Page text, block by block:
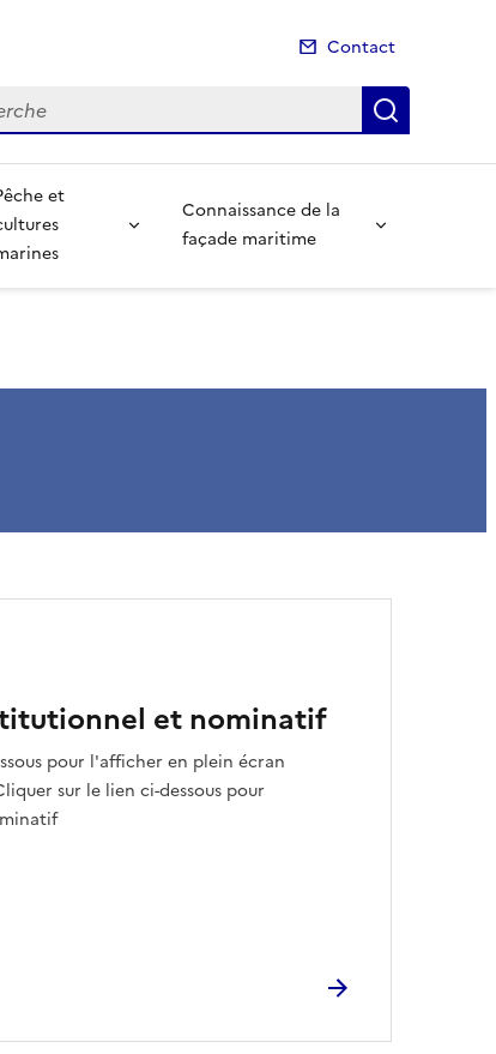
Contact
et
Connaissance de la
façade maritime
et nominatif
pour l'afficher en plein écran
sur le lien ci-dessous pour